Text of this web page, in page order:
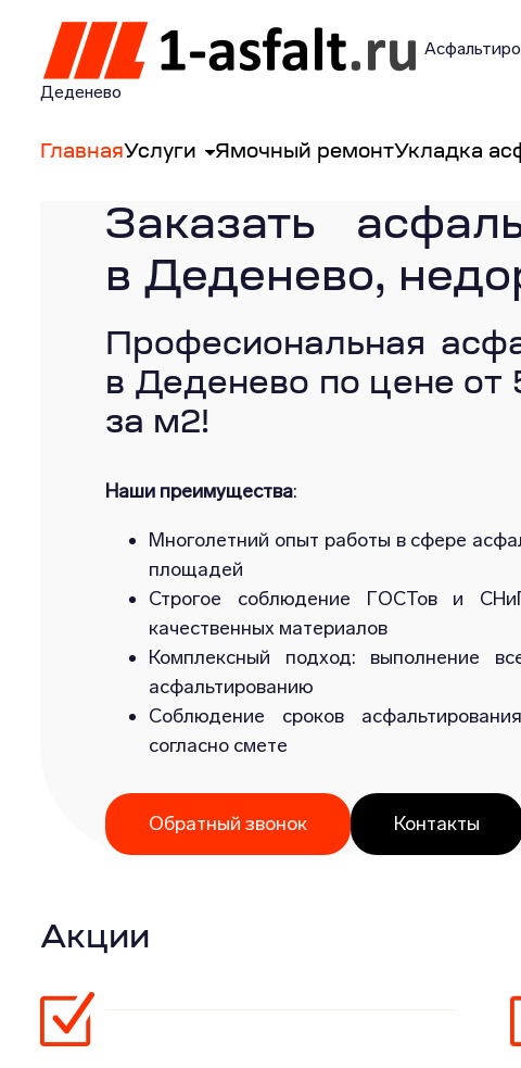
Деденево
ГлавнаяУслуги Ямочный ремонтУкладка
Заказать
в Деденево,
Професиональная
в Деденево по цене от
за м2!
Наши преимущества:
Многолетний опыт работы в сфере
площадей
Строгое соблюдение ГОСТов и
качественных материалов
Комплексный подход: выполнение
асфальтированию
Соблюдение сроков
согласно смете
Обратный звонок Контакты
Акции